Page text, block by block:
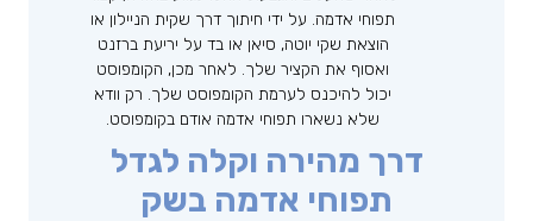
תפוחי אדמה. על ידי חיתוך דרך שקית הניילון או
הוצאת שקי יוטה, סיאן או בד על יריעת ברזנט
ואסוף את הקציר שלך. לאחר מכן, הקומפוסט
יכול להיכנס לערמת הקומפוסט שלך. רק וודא
שלא נשארו תפוחי אדמה אודם בקומפוסט.
דרך מהירה וקלה לגדל
תפוחי אדמה בשק